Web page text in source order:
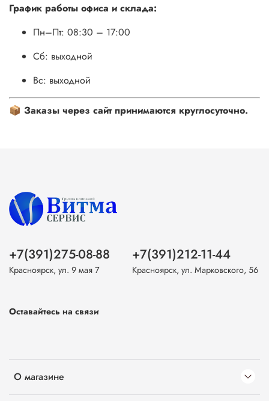
График работы офиса и склада:
Пн–Пт: 08:30 – 17:00
Сб: выходной
Вс: выходной
📦 Заказы через сайт принимаются круглосуточно.
О магазине
+7(391)275-08-88
Красноярск, ул. 9 мая 7
+7(391)212-11-44
Красноярск, ул. Марковского, 56
Оставайтесь на связи